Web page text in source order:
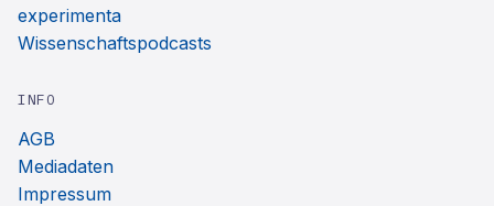
experimenta
Wissenschaftspodcasts
INFO
AGB
Mediadaten
Impressum